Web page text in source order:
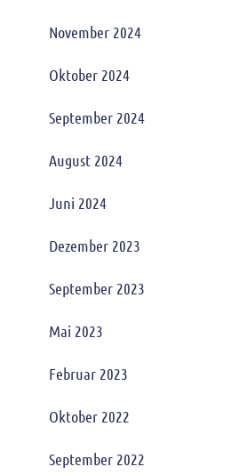
November 2024
Oktober 2024
September 2024
August 2024
Juni 2024
Dezember 2023
September 2023
Mai 2023
Februar 2023
Oktober 2022
September 2022